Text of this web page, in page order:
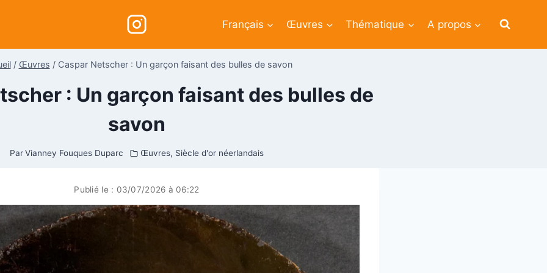
Français Œuvres Thématique A propos
/ Œuvres / Caspar Netscher : Un garçon faisant des bulles de savon
: Un garçon faisant des bulles de
savon
Par Vianney Fouques Duparc Œuvres, Siècle d'or néerlandais
Publié le : 03/07/2026 à 06:22